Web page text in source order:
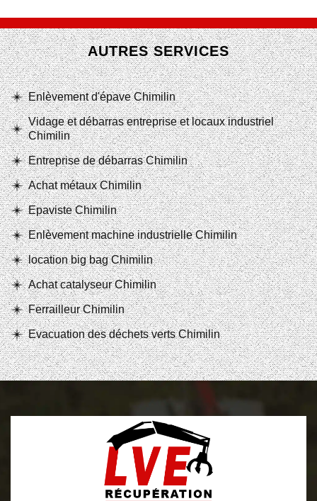
AUTRES SERVICES
Enlèvement d'épave Chimilin
Vidage et débarras entreprise et locaux industriel
Chimilin
Entreprise de débarras Chimilin
Achat métaux Chimilin
Epaviste Chimilin
Enlèvement machine industrielle Chimilin
location big bag Chimilin
Achat catalyseur Chimilin
Ferrailleur Chimilin
Evacuation des déchets verts Chimilin